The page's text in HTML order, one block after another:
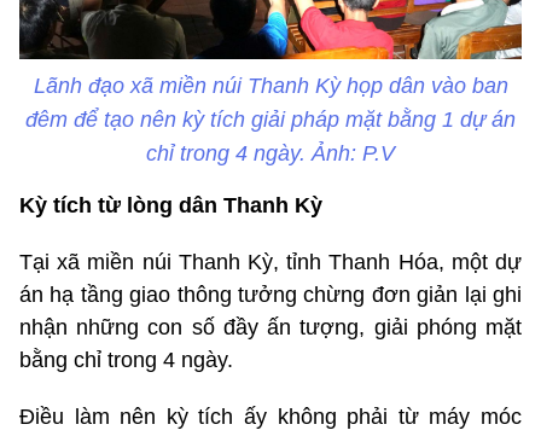
Lãnh đạo xã miền núi Thanh Kỳ họp dân vào ban
đêm để tạo nên kỳ tích giải pháp mặt bằng 1 dự án
chỉ trong 4 ngày. Ảnh: P.V
Kỳ tích từ lòng dân Thanh Kỳ
Tại xã miền núi Thanh Kỳ, tỉnh Thanh Hóa, một dự
án hạ tầng giao thông tưởng chừng đơn giản lại ghi
nhận những con số đầy ấn tượng, giải phóng mặt
bằng chỉ trong 4 ngày.
Điều làm nên kỳ tích ấy không phải từ máy móc